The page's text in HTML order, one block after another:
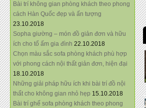
Bài trí không gian phòng khách theo phong
cách Hàn Quốc đẹp và ấn tượng
23.10.2018
Sopha giường – món đồ giản đơn và hữu
ích cho tổ ấm gia đình 22.10.2018
Chọn màu sắc sofa phòng khách phù hợp
với phong cách nội thất giản đơn, hiện đại
18.10.2018
Những giải pháp hữu ích khi bài trí đồ nội
thất cho không gian nhỏ hẹp 15.10.2018
Bài trí ghế sofa phòng khách theo phong